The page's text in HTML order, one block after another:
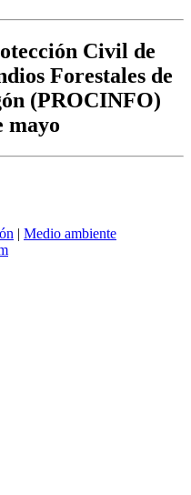
Civil de
Forestales de
(PROCINFO)
mayo
| Medio ambiente